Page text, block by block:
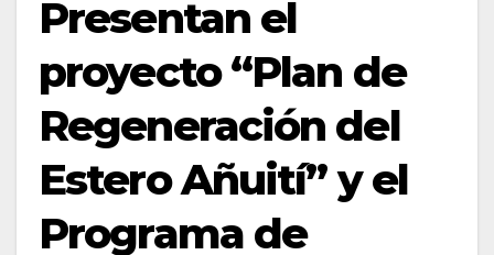
Presentan el
proyecto “Plan de
Regeneración del
Estero Añuití” y el
Programa de